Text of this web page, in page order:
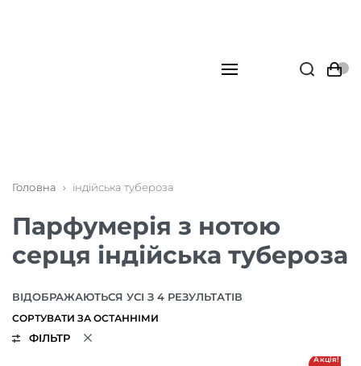
Головна › індійська тубероза
Парфумерія з нотою
серця індійська тубероза
ВІДОБРАЖАЮТЬСЯ УСІ З 4 РЕЗУЛЬТАТІВ
ФІЛЬТР
Акція!